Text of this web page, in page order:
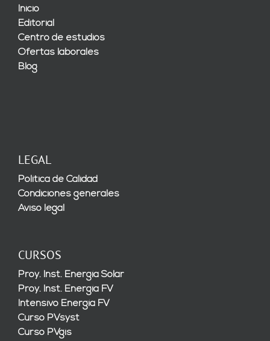
Inicio
Editorial
Centro de estudios
Ofertas laborales
Blog
LEGAL
Política de Calidad
Condiciones generales
Aviso legal
CURSOS
Proy. Inst. Energía Solar
Proy. Inst. Energía FV
Intensivo Energía FV
Curso PVsyst
Curso PVgis